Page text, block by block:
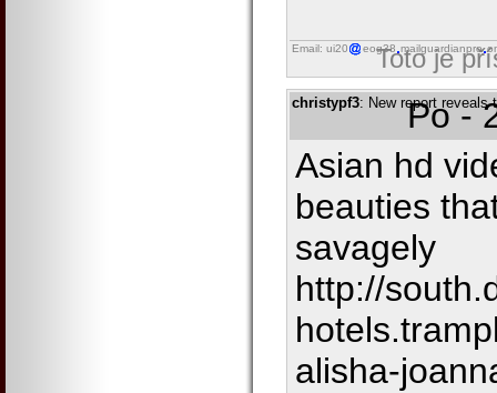
Email: ui20 eog38 mailguardianpro
Toto je
christypf3: New report reveals
Po -
Asian hd
beauties
savagely
http://
alisha-